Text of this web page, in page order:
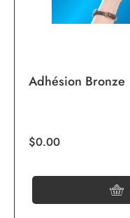
Adhésion Bronze
$0.00